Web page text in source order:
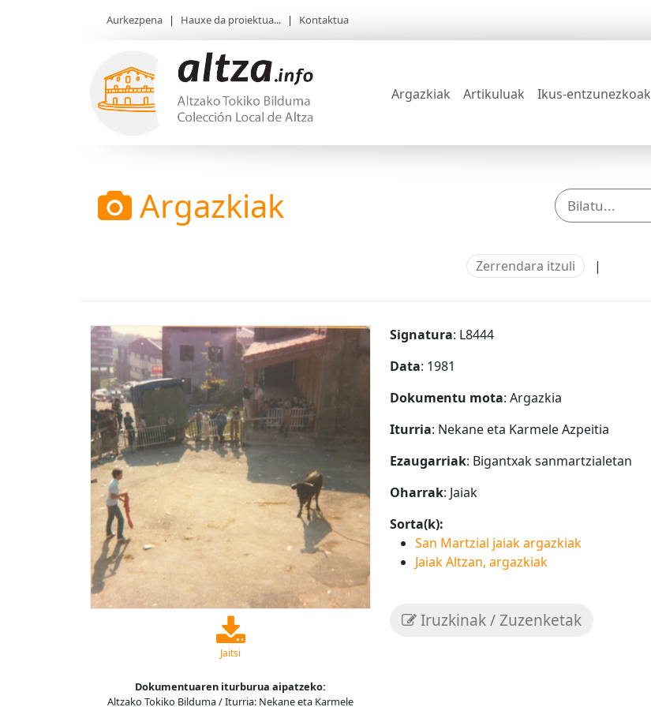
Aurkezpena | Hauxe da proiektua... | Kontaktua
Argazkiak Artikuluak Ikus-entzunezkoak
Argazkiak
Zerrendara itzuli |
Jaitsi
Dokumentuaren iturburua aipatzeko:
Altzako Tokiko Bilduma / Iturria: Nekane eta Karmele
Signatura: L8444
Data: 1981
Dokumentu mota: Argazkia
Iturria: Nekane eta Karmele Azpeitia
Ezaugarriak: Bigantxak sanmartzialetan
Oharrak: Jaiak
Sorta(k):
San Martzial jaiak argazkiak
Jaiak Altzan, argazkiak
Iruzkinak / Zuzenketak